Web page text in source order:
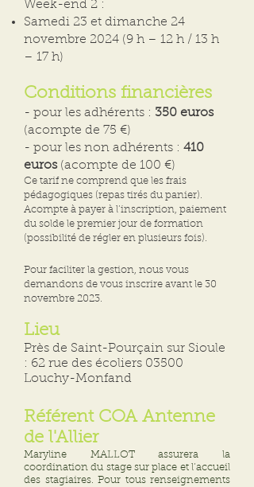
Week-end 2 :
Samedi 23 et dimanche 24
novembre 2024 (9 h – 12 h / 13 h
– 17 h)
Conditions financières
- pour les adhérents : 350 euros
(acompte de 75 €)
- pour les non adhérents : 410
euros (acompte de 100 €)
Ce tarif ne comprend que les frais
pédagogiques (repas tirés du panier).
Acompte à payer à l’inscription, paiement
du solde le premier jour de formation
(possibilité de régler en plusieurs fois).
Pour faciliter la gestion, nous vous
demandons de vous inscrire avant le 30
novembre 2023.
Lieu
Près de Saint-Pourçain sur Sioule
: 62 rue des écoliers 03500
Louchy-Monfand
Référent COA Antenne
de l'Allier
Maryline MALLOTassurera la
coordination du stage sur place et l’accueil
des stagiaires. Pour tous renseignements